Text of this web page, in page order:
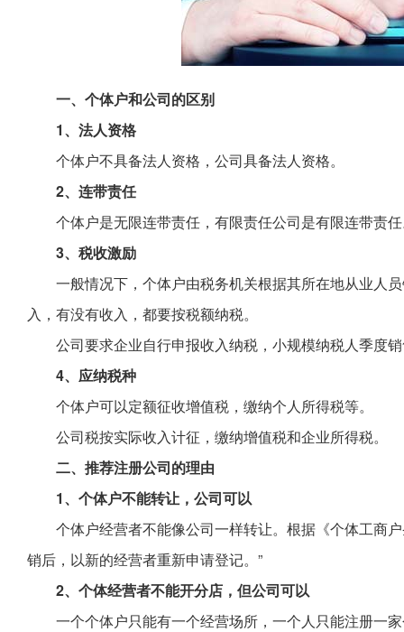
一、个体户和公司的区别
1、法人资格
个体户不具备法人资格，公司具备法人资格。
2、连带责任
个体户是无限连带责任，有限责任公司是有限连带责
3、税收激励
一般情况下，个体户由税务机关根据其所在地从业人
入，有没有收入，都要按税额纳税。
公司要求企业自行申报收入纳税，小规模纳税人季度
4、应纳税种
个体户可以定额征收增值税，缴纳个人所得税等。
公司税按实际收入计征，缴纳增值税和企业所得税。
二、推荐注册公司的理由
1、个体户不能转让，公司可以
个体户经营者不能像公司一样转让。根据《个体工商
销后，以新的经营者重新申请登记。”
2、个体经营者不能开分店，但公司可以
一个个体户只能有一个经营场所，一个人只能注册一